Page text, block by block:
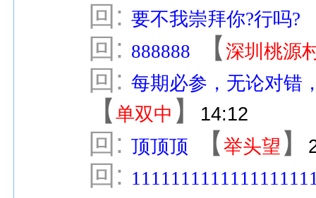
回: 要不我崇拜你?行吗?
回: 888888 【深圳桃源
回: 每期必参，无论对错
【单双中 】 14:12
回: 顶顶顶 【举头望 】
回: